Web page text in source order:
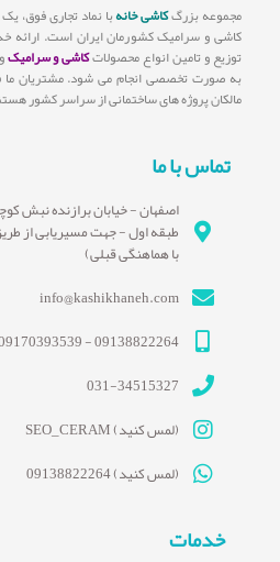
مجموعه بزرگکاشی خانهبا نماد تجاری فوق،
کاشی و سرامیک کشورمان ایران است. ارائه
توزیع و تامین انواع محصولاتکاشی و سرامیک
به صورت تخصصی انجام می شود. مشتریان ما
مالکان پروژه های ساختمانی از سراسر کشور
تماس با ما
طبقه اول - جهت مسیریابی از
با هماهنگی قبلی)
info@kashikhaneh.com
09138822264 - 09170393539
031-34515327
(لمس کنید) SEO_CERAM
(لمس کنید) 09138822264
خدمات